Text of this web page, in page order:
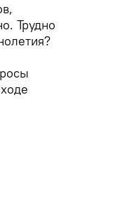
Трудно